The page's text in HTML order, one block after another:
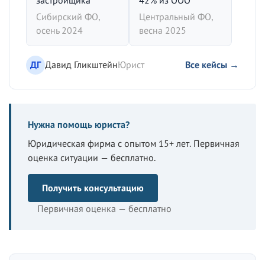
Сибирский ФО,
осень 2024
Центральный ФО,
весна 2025
ДГ Давид ГликштейнЮрист Все кейсы →
Нужна помощь юриста?
Юридическая фирма с опытом 15+ лет. Первичная
оценка ситуации — бесплатно.
Получить консультацию
Первичная оценка — бесплатно